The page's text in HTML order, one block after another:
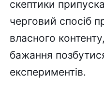
скептики
черговий спосіб
власного
бажання
експериментів.